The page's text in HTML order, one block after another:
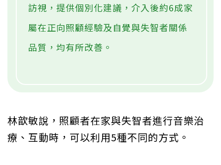
訪視，提供個別化建議，介入後約6成家
屬在正向照顧經驗及自覺與失智者關係
品質，均有所改善。
林歆敏說，照顧者在家與失智者進行音樂治
療、互動時，可以利用5種不同的方式。